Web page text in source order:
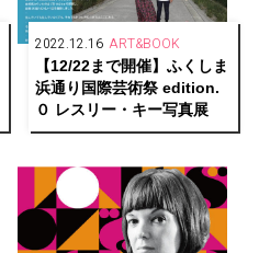
2022.12.16 ART&BOOK
【12/22まで開催】ふくしま
浜通り国際芸術祭 edition.
０ レスリー・キー写真展